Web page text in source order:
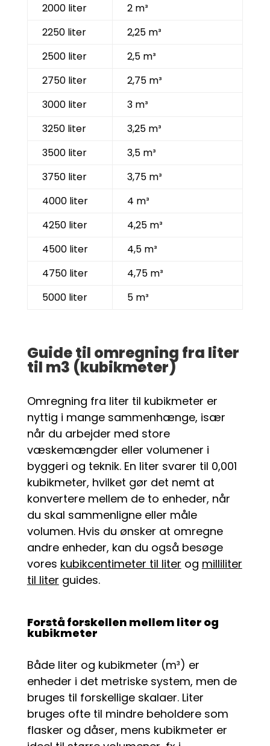
2000 liter
2 m³
2250 liter
2,25 m³
2500 liter
2,5 m³
2750 liter
2,75 m³
3000 liter
3 m³
3250 liter
3,25 m³
3500 liter
3,5 m³
3750 liter
3,75 m³
4000 liter
4 m³
4250 liter
4,25 m³
4500 liter
4,5 m³
4750 liter
4,75 m³
5000 liter
5 m³
Guide til omregning fra liter
til m3 (kubikmeter)
Omregning fra liter til kubikmeter er
nyttig i mange sammenhænge, især
når du arbejder med store
væskemængder eller volumener i
byggeri og teknik. En liter svarer til 0,001
kubikmeter, hvilket gør det nemt at
konvertere mellem de to enheder, når
du skal sammenligne eller måle
volumen. Hvis du ønsker at omregne
andre enheder, kan du også besøge
vores kubikcentimeter til liter og milliliter
til liter guides.
Forstå forskellen mellem liter og
kubikmeter
Både liter og kubikmeter (m³) er
enheder i det metriske system, men de
bruges til forskellige skalaer. Liter
bruges ofte til mindre beholdere som
flasker og dåser, mens kubikmeter er